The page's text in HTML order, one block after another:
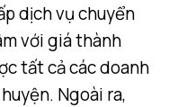
dịch vụ chuyển
với giá thành
tất cả các doanh
Ngoài ra,